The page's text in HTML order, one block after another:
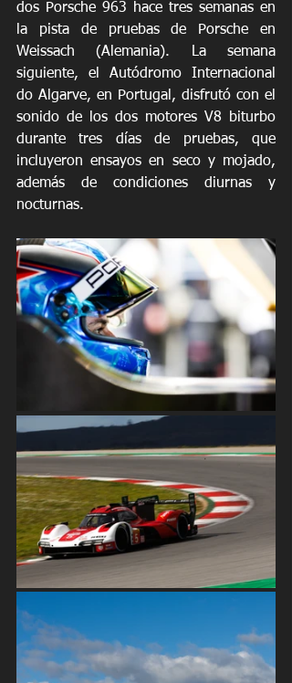
dos Porsche 963 hace tres semanas en
la pista de pruebas de Porsche en
Weissach (Alemania). La semana
siguiente, el Autódromo Internacional
do Algarve, en Portugal, disfrutó con el
sonido de los dos motores V8 biturbo
durante tres días de pruebas, que
incluyeron ensayos en seco y mojado,
además de condiciones diurnas y
nocturnas.